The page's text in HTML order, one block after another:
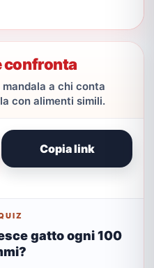
confronta
a chi conta
con alimenti simili.
Copia link
gatto ogni 100